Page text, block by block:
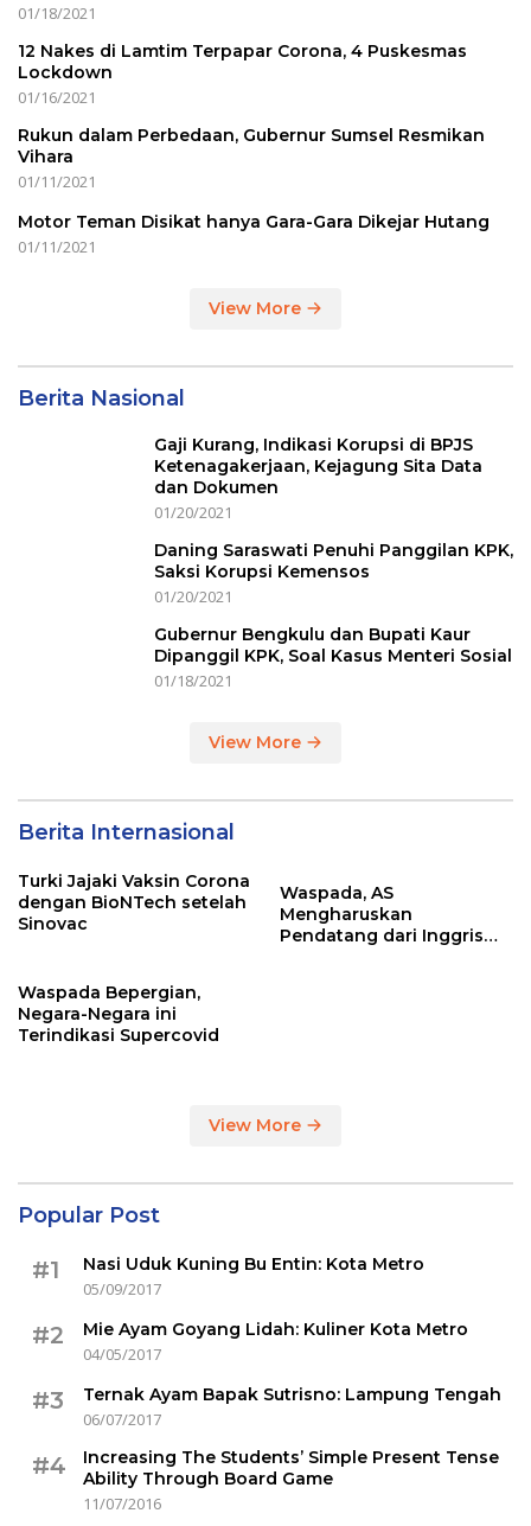
01/18/2021
12 Nakes di Lamtim Terpapar Corona, 4 Puskesmas
Lockdown
01/16/2021
Rukun dalam Perbedaan, Gubernur Sumsel Resmikan
Vihara
01/11/2021
Motor Teman Disikat hanya Gara-Gara Dikejar Hutang
01/11/2021
View More
Berita Nasional
Gaji Kurang, Indikasi Korupsi di BPJS
Ketenagakerjaan, Kejagung Sita Data
dan Dokumen
01/20/2021
Daning Saraswati Penuhi Panggilan KPK,
Saksi Korupsi Kemensos
01/20/2021
Gubernur Bengkulu dan Bupati Kaur
Dipanggil KPK, Soal Kasus Menteri Sosial
01/18/2021
View More
Berita Internasional
Turki Jajaki Vaksin Corona
dengan BioNTech setelah
Sinovac
Waspada, AS
Mengharuskan
Pendatang dari Inggris
Waspada Bepergian,
Negara-Negara ini
Terindikasi Supercovid
View More
Popular Post
#1
Nasi Uduk Kuning Bu Entin: Kota Metro
05/09/2017
#2
Mie Ayam Goyang Lidah: Kuliner Kota Metro
04/05/2017
#3
Ternak Ayam Bapak Sutrisno: Lampung Tengah
06/07/2017
#4
Increasing The Students’ Simple Present Tense
Ability Through Board Game
11/07/2016